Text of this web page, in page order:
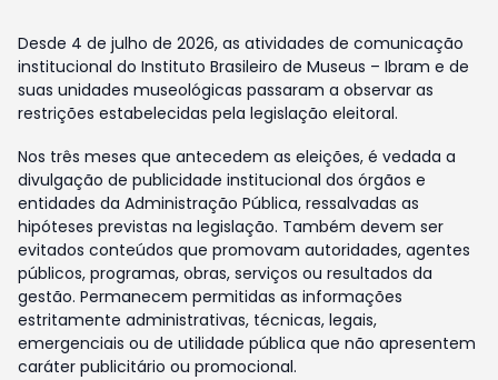
Desde 4 de julho de 2026, as atividades de comunicação
institucional do Instituto Brasileiro de Museus – Ibram e de
suas unidades museológicas passaram a observar as
restrições estabelecidas pela legislação eleitoral.
Nos três meses que antecedem as eleições, é vedada a
divulgação de publicidade institucional dos órgãos e
entidades da Administração Pública, ressalvadas as
hipóteses previstas na legislação. Também devem ser
evitados conteúdos que promovam autoridades, agentes
públicos, programas, obras, serviços ou resultados da
gestão. Permanecem permitidas as informações
estritamente administrativas, técnicas, legais,
emergenciais ou de utilidade pública que não apresentem
caráter publicitário ou promocional.